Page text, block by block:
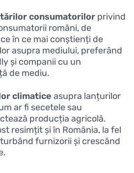
consumatorilor privind
români, de
în ce mai conștienți de
asupra mediului, preferând
și companii cu un
de mediu.
climatice asupra lanțurilor
ar fi secetele sau
producția agricolă.
resimțit și în România, la fel
furnizorii și crescând